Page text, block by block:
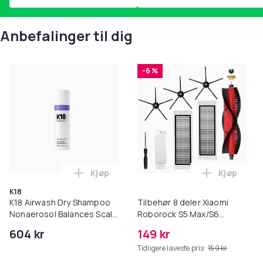
Anbefalinger til dig
K18
K18 Airwash Dry Shampoo
Nonaerosol Balances Scalp
604 kr
Legg K18 Airwash Dry Shampoo
Kjøp
-6 %
Tilbehør 8 deler Xiaomi
Roborock S5 Max/S6
MAXV/S50/S51/S55/S5/S60/
149 kr
Tidligere laveste pris: 159 kr
Legg
Kjøp